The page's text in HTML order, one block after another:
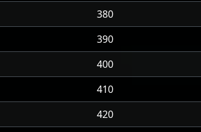
380
390
400
410
420